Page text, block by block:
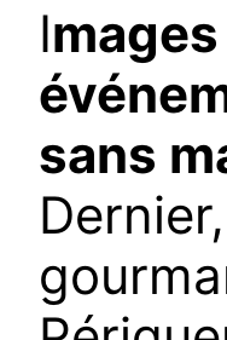
Images
sans